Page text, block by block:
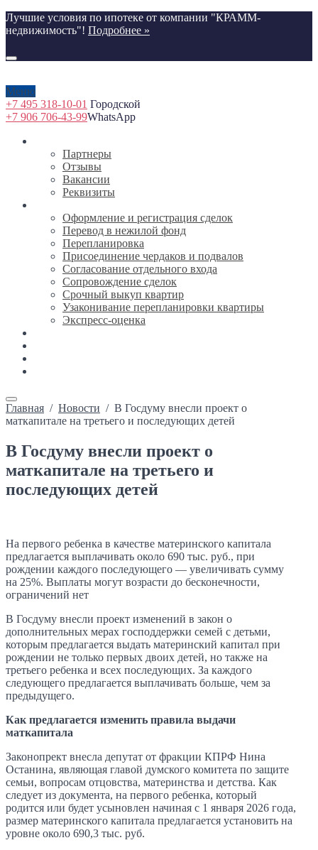
Лучшие условия по ипотеке от компании "КРАММ-
недвижимость"! Подробнее »
Меню
+7 495 318-10-01 Городской
+7 906 706-43-99WhatsApp
Партнеры
Отзывы
Вакансии
Реквизиты
Оформление и регистрация сделок
Перевод в нежилой фонд
Перепланировка
Присоединение чердаков и подвалов
Согласование отдельного входа
Сопровождение сделок
Срочный выкуп квартир
Узаконивание перепланировки квартиры
Экспресс-оценка
Главная / Новости / В Госдуму внесли проект о
маткапитале на третьего и последующих детей
В Госдуму внесли проект о
маткапитале на третьего и
последующих детей
На первого ребенка в качестве материнского капитала
предлагается выплачивать около 690 тыс. руб., при
рождении каждого последующего — увеличивать сумму
на 25%. Выплаты могут возрасти до бесконечности,
ограничений нет
В Госдуму внесли проект изменений в закон о
дополнительных мерах господдержки семей с детьми,
которым предлагается выдать материнский капитал при
рождении не только первых двоих детей, но также на
третьего ребенка и всех последующих. За каждого
следующего предлагается выплачивать больше, чем за
предыдущего.
Как предлагается изменить правила выдачи
маткапитала
Законопрект внесла депутат от фракции КПРФ Нина
Останина, являющая главой думского комитета по защите
семьи, вопросам отцовства, материнства и детства. Как
следует из документа, на первого ребенка, который
родится или будет усыновлен начиная с 1 января 2026 года,
размер материнского капитала предлагается установить на
уровне около 690,3 тыс. руб.